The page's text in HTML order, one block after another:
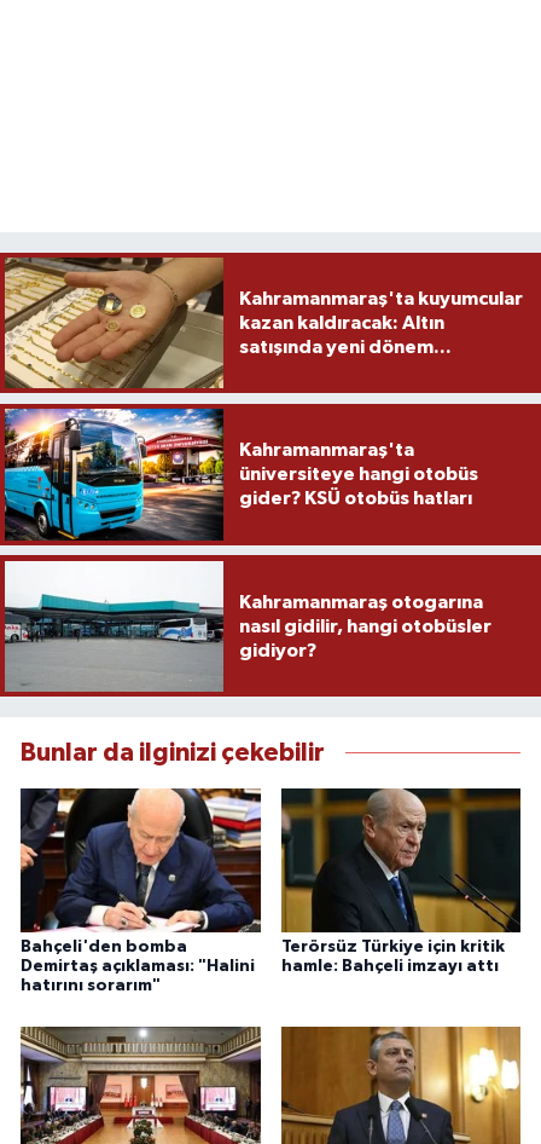
Kahramanmaraş'ta kuyumcular
kazan kaldıracak: Altın
satışında yeni dönem...
Kahramanmaraş'ta
üniversiteye hangi otobüs
gider? KSÜ otobüs hatları
Kahramanmaraş otogarına
nasıl gidilir, hangi otobüsler
gidiyor?
Bunlar da ilginizi çekebilir
Bahçeli'den bomba
Demirtaş açıklaması: "Halini
hatırını sorarım"
Terörsüz Türkiye için kritik
hamle: Bahçeli imzayı attı